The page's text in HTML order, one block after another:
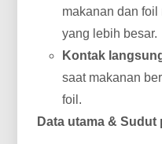
makanan dan
yang lebih besar.
Kontak
saat makanan
foil.
Data utama &